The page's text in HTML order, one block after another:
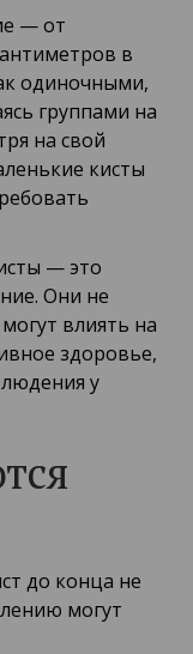
— от
в
одиночными,
группами на
на свой
кисты
— это
Они не
влиять на
здоровье,
у
до конца не
могут